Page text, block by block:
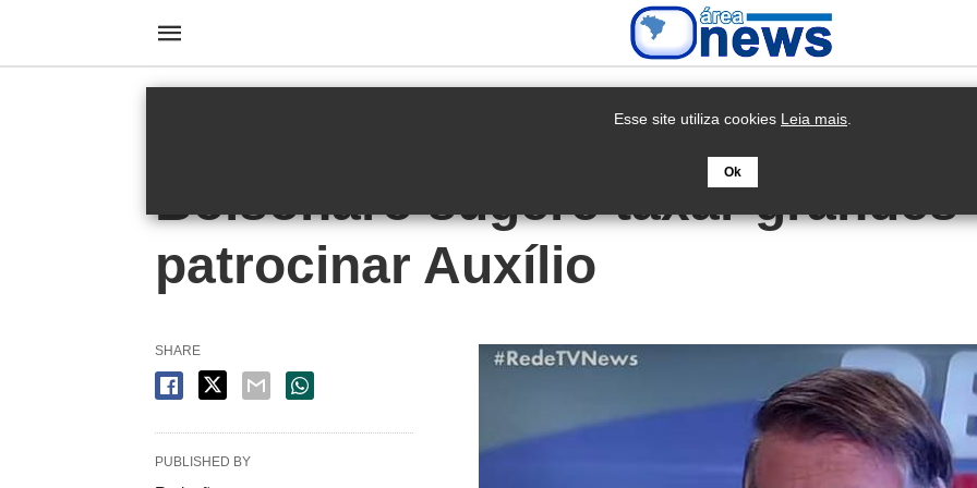
Bolsonaro sugere taxar
patrocinar Auxílio
SHARE
PUBLISHED BY
Esse site utiliza cookies Leia mais
Ok